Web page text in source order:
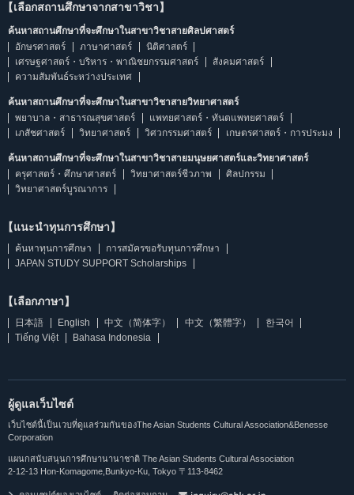
【เลือกสถานศึกษาจากสาขาวิชา】
ค้นหาสถานศึกษาที่จะศึกษาในสาขาวิชาสายศิลปศาสตร์
อักษรศาสตร์
ภาษาศาสตร์
นิติศาสตร์
เศรษฐศาสตร์・บริหาร・พาณิชยกรรมศาสตร์
สังคมศาสตร์
ความสัมพันธ์ระหว่างประเทศ
ค้นหาสถานศึกษาที่จะศึกษาในสาขาวิชาสายวิทยาศาสตร์
พยาบาล・สาธารณสุขศาสตร์
แพทยศาสตร์・ทันตแพทยศาสตร์
เภสัชศาสตร์
วิทยาศาสตร์ วิศวกรรมศาสตร์ เกษตรศาสตร์・การประมง
ค้นหาสถานศึกษาที่จะศึกษาในสาขาวิชาสายมนุษยศาสตร์และวิทยาศาสตร์
ครุศาสตร์・ศึกษาศาสตร์
วิทยาศาสตร์ชีวภาพ
ศิลปกรรม
วิทยาศาสตร์บูรณาการ
【แนะนำทุนการศึกษา】
ค้นหาทุนการศึกษา
การสมัครขอรับทุนการศึกษา
JAPAN STUDY SUPPORT Scholarships
【เลือกภาษา】
日本語 English 中文（简体字） 中文（繁體字）
한국어
Tiếng Việt
Bahasa Indonesia
ผู้ดูแลเว็บไซต์
เว็บไซต์นี้เป็นเวบที่ดูแลร่วมกันของThe Asian Students Cultural Association&Benesse
Corporation
แผนกสนับสนุนการศึกษานานาชาติ The Asian Students Cultural Association
2-12-13 Hon-Komagome,Bunkyo-Ku, Tokyo 〒113-8462